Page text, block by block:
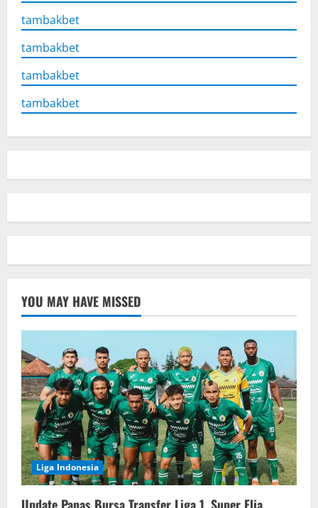
tambakbet
tambakbet
tambakbet
tambakbet
YOU MAY HAVE MISSED
Liga Indonesia